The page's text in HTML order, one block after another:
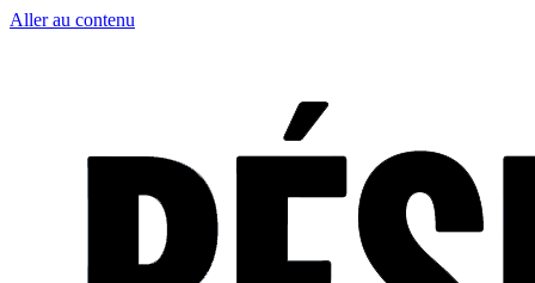
Aller au contenu